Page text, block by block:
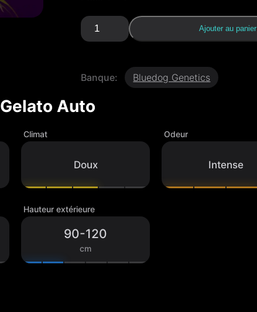
q
u
a
i
é
d
l
t
A
u
t
Ajouter au panier
Banque: Bluedog Genetics
Gelato Auto
Climat
Doux
Odeur
Intense
Hauteur extérieure
90-120
cm